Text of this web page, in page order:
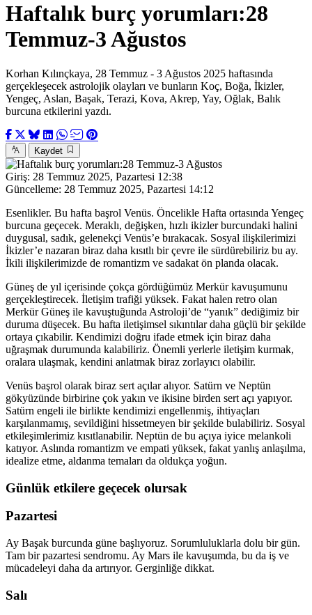
Haftalık burç yorumları:28
Temmuz-3 Ağustos
Korhan Kılınçkaya, 28 Temmuz - 3 Ağustos 2025 haftasında
gerçekleşecek astrolojik olayları ve bunların Koç, Boğa, İkizler,
Yengeç, Aslan, Başak, Terazi, Kova, Akrep, Yay, Oğlak, Balık
burcuna etkilerini yazdı.
Kaydet
Giriş: 28 Temmuz 2025, Pazartesi 12:38
Güncelleme: 28 Temmuz 2025, Pazartesi 14:12
Esenlikler. Bu hafta başrol Venüs. Öncelikle Hafta ortasında Yengeç
burcuna geçecek. Meraklı, değişken, hızlı ikizler burcundaki halini
duygusal, sadık, gelenekçi Venüs’e bırakacak. Sosyal ilişkilerimizi
İkizler’e nazaran biraz daha kısıtlı bir çevre ile sürdürebiliriz bu ay.
İkili ilişkilerimizde de romantizm ve sadakat ön planda olacak.
Güneş de yıl içerisinde çokça gördüğümüz Merkür kavuşumunu
gerçekleştirecek. İletişim trafiği yüksek. Fakat halen retro olan
Merkür Güneş ile kavuştuğunda Astroloji’de “yanık” dediğimiz bir
duruma düşecek. Bu hafta iletişimsel sıkıntılar daha güçlü bir şekilde
ortaya çıkabilir. Kendimizi doğru ifade etmek için biraz daha
uğraşmak durumunda kalabiliriz. Önemli yerlerle iletişim kurmak,
oralara ulaşmak, kendini anlatmak biraz zorlayıcı olabilir.
Venüs başrol olarak biraz sert açılar alıyor. Satürn ve Neptün
gökyüzünde birbirine çok yakın ve ikisine birden sert açı yapıyor.
Satürn engeli ile birlikte kendimizi engellenmiş, ihtiyaçları
karşılanmamış, sevildiğini hissetmeyen bir şekilde bulabiliriz. Sosyal
etkileşimlerimiz kısıtlanabilir. Neptün de bu açıya iyice melankoli
katıyor. Aslında romantizm ve empati yüksek, fakat yanlış anlaşılma,
idealize etme, aldanma temaları da oldukça yoğun.
Günlük etkilere geçecek olursak
Pazartesi
Ay Başak burcunda güne başlıyoruz. Sorumluluklarla dolu bir gün.
Tam bir pazartesi sendromu. Ay Mars ile kavuşumda, bu da iş ve
mücadeleyi daha da artırıyor. Gerginliğe dikkat.
Salı